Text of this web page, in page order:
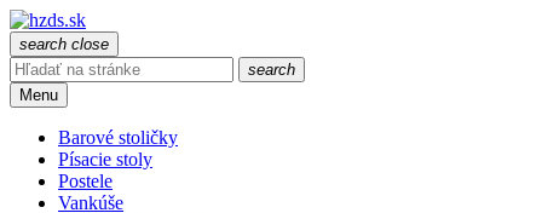
search close
search
Menu
Barové stoličky
Písacie stoly
Postele
Vankúše